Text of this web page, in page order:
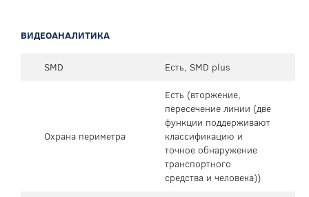
ВИДЕОАНАЛИТИКА
SMD Есть, SMD plus
Охрана периметра
Есть (вторжение,
пересечение линии (две
функции поддерживают
классификацию и
точное обнаружение
транспортного
средства и человека))